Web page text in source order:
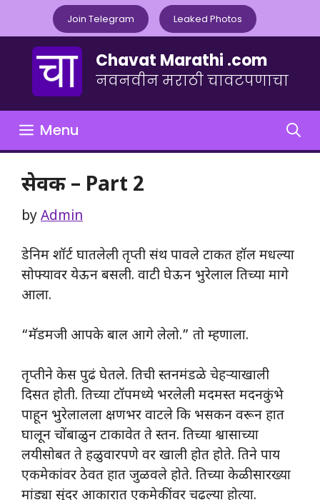
content
Join Telegram Leaked Photos
Chavat Marathi .com
नवनवीन मराठी चावटपणाचा
Menu
सेवक – Part 2
by Admin
डेनिम शॉर्ट घातलेली तृप्ती संथ पावले टाकत हॉल मधल्या
सोफ्यावर येऊन बसली. वाटी घेऊन भुरेलाल तिच्या मागे
आला.
“मॅडमजी आपके बाल आगे लेलो.” तो म्हणाला.
तृप्तीने केस पुढं घेतले. तिची स्तनमंडळे चेहऱ्याखाली
दिसत होती. तिच्या टॉपमध्ये भरलेली मदमस्त मदनकुंभे
पाहून भुरेलालला क्षणभर वाटले कि भसकन वरून हात
घालून चोंबाळुन टाकावेत ते स्तन. तिच्या श्वासाच्या
लयीसोबत ते हळुवारपणे वर खाली होत होते. तिने पाय
एकमेकांवर ठेवत हात जुळवले होते. तिच्या केळीसारख्या
मांड्या सुंदर आकारात एकमेकींवर चढल्या होत्या.